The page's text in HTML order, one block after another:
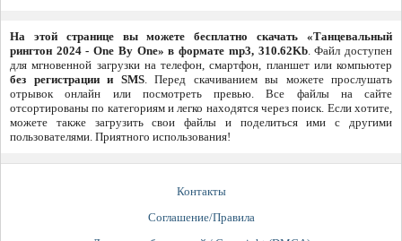
На этой странице вы можете бесплатно скачать «Танцевальный
рингтон 2024 - One By One» в формате mp3, 310.62Kb. Файл доступен
для мгновенной загрузки на телефон, смартфон, планшет или компьютер
без регистрации и SMS. Перед скачиванием вы можете прослушать
отрывок онлайн или посмотреть превью. Все файлы на сайте
отсортированы по категориям и легко находятся через поиск. Если хотите,
можете также загрузить свои файлы и поделиться ими с другими
пользователями. Приятного использования!
Контакты
Соглашение/Правила